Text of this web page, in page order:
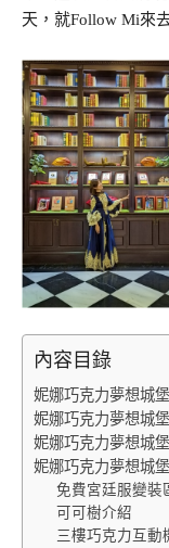
天，就Follow Mi來
內容目錄
妮娜巧克力夢想城
妮娜巧克力夢想城
妮娜巧克力夢想城
妮娜巧克力夢想城
免費宮廷服變裝
可可樹介紹
三樓巧克力互動